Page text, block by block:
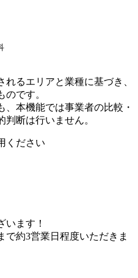
るエリアと業種に基づき、
です。
本機能では事業者の比較・
断は行いません。
ください
います！
で約3営業日程度いただきま